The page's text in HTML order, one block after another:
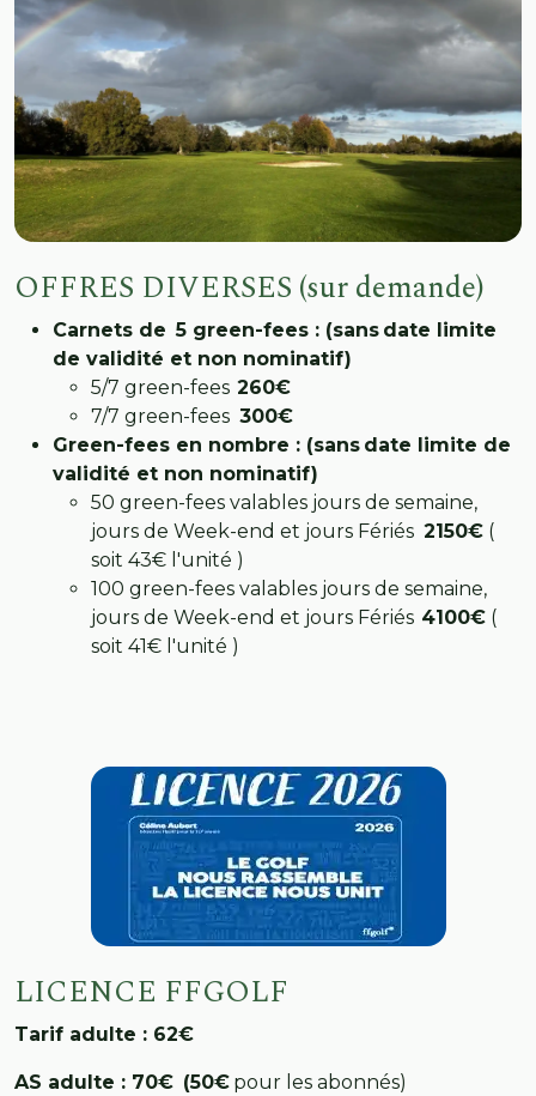
OFFRES DIVERSES (sur demande)
Carnets de 5 green-fees : (sans date limite
de validité et non nominatif)
5/7 green-fees 260€
7/7 green-fees 300€
Green-fees en nombre : (sans date limite de
validité et non nominatif)
50 green-fees valables jours de semaine,
jours de Week-end et jours Fériés 2150€ (
soit 43€ l'unité )
100 green-fees valables jours de semaine,
jours de Week-end et jours Fériés 4100€ (
soit 41€ l'unité )
LICENCE FFGOLF
Tarif adulte : 62€
AS adulte : 70€ (50€ pour les abonnés)